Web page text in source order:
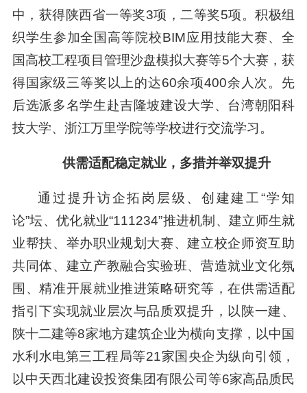
中，获得陕西省一等奖3项，二等奖5项。积极组
织学生参加全国高等院校BIM应用技能大赛、全
国高校工程项目管理沙盘模拟大赛等5个大赛，获
得国家级三等奖以上的达60余项400余人次。先
后选派多名学生赴吉隆坡建设大学、台湾朝阳科
技大学、浙江万里学院等学校进行交流学习。
供需适配稳定就业，多措并举双提升
通过提升访企拓岗层级、创建建工“学知
论”坛、优化就业“111234”推进机制、建立师生就
业帮扶、举办职业规划大赛、建立校企师资互助
共同体、建立产教融合实验班、营造就业文化氛
围、精准开展就业推进策略研究等，在供需适配
指引下实现就业层次与品质双提升，以陕一建、
陕十二建等8家地方建筑企业为横向支撑，以中国
水利水电第三工程局等21家国央企为纵向引领，
以中天西北建设投资集团有限公司等6家高品质民